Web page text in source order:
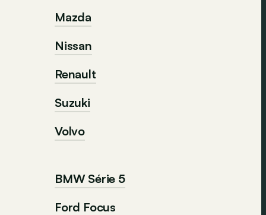
Mazda
Nissan
Renault
Suzuki
Volvo
BMW Série 5
Ford Focus